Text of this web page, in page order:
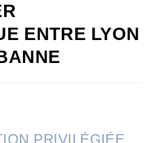
ENTRE LYON
PRIVILÉGIÉE